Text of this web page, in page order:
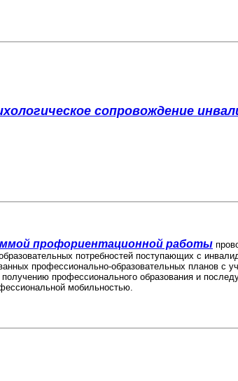
сопровождение
профориентационной работы
потребностей поступающих с
профессионально-образовательных планов с
профессионального образования и
мобильностью.